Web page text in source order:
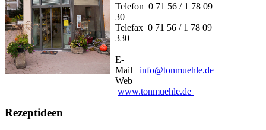
Telefon 0 71 56 / 1 78 09
30
Telefax 0 71 56 / 1 78 09
330
E-
Mail
info@tonmuehle.de
Web
www.tonmuehle.de
Rezeptideen